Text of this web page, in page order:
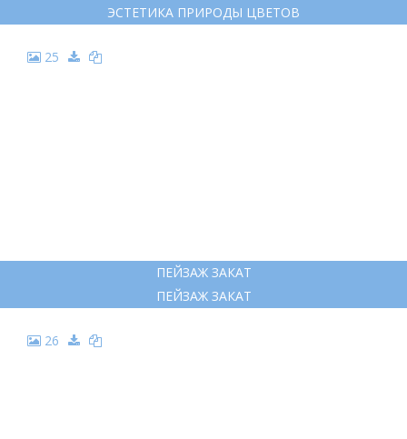
ЭСТЕТИКА ПРИРОДЫ ЦВЕТОВ
25
ПЕЙЗАЖ ЗАКАТ
ПЕЙЗАЖ ЗАКАТ
26